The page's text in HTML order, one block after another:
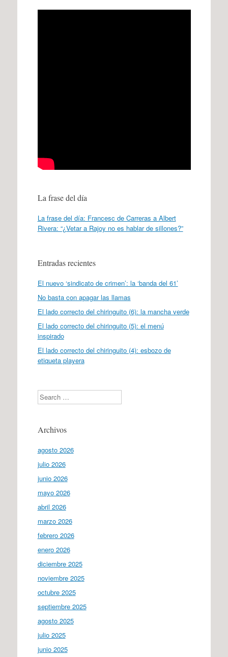
La frase del día
La frase del día: Francesc de Carreras a Albert
Rivera: “¿Vetar a Rajoy no es hablar de sillones?”
Entradas recientes
El nuevo ‘sindicato de crimen’: la ‘banda del 61’
No basta con apagar las llamas
El lado correcto del chiringuito (6): la mancha verde
El lado correcto del chiringuito (5): el menú
inspirado
El lado correcto del chiringuito (4): esbozo de
etiqueta playera
Search
Archivos
agosto 2026
julio 2026
junio 2026
mayo 2026
abril 2026
marzo 2026
febrero 2026
enero 2026
diciembre 2025
noviembre 2025
octubre 2025
septiembre 2025
agosto 2025
julio 2025
junio 2025